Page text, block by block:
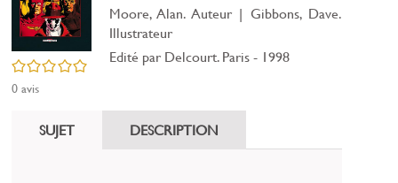
/5
0avis
Moore, Alan. Auteur| Gibbons, Dave.
Illustrateur
Edité par Delcourt. Paris- 1998
SUJET DESCRIPTION